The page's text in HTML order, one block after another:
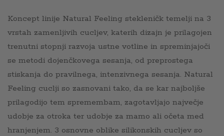
Koncept linije Natural Feeling stekleničk temelji na 3
vrstah zamenljivih cucljev, katerih dizajn je prilagojen
trenutni stopnji razvoja ustne votline in spreminjajoči
se metodi dojenčkovega sesanja, od preprostega
stiskanja do pravilnega, intenzivnega sesanja. Natural
Feeling cuclji so zasnovani tako, da se kar najboljše
prilagodijo tem spremembam, zagotavljajo največje
udobje za otroka ter udobje za mamo ali očeta med
hranjenjem. 3 osnovne oblike silikonskih cucljev so